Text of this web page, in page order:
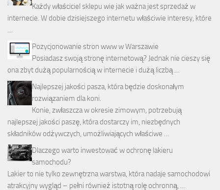
Każdy właściciel sklepu wie jak ważna jest sprzedaż w
internecie. W dobie dzisiejszego internetu właściwie interesy, które
…
Pozycjonowanie stron www w Warszawie
Posiadasz swoją stronę internetową? Jednak nie cieszy się
ona zbyt dużą popularnością w internecie i dużą liczbą …
Najlepszej jakości pasza, która będzie doskonałym
rozwiązaniem dla koni.
Konie, zwłaszcza w okresie zimowym, potrzebują
najlepszej jakości paszę, która dostarczy im, niezbędnych
składników odżywczych, umożliwiających właściwe …
Dlaczego warto inwestować w ochronę lakieru
samochodu?
Lakier to nie tylko zewnętrzna warstwa, która nadaje samochodowi
atrakcyjny wygląd – pełni również istotną rolę ochronną, …